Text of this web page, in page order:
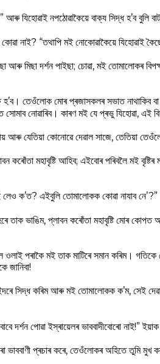
যিহোৱাই নপঠোৱাকৈয়ে বাক্য সিদ্ধ হ’ব বুলি
নাই? “তথাপি মই নোকোৱাকৈয়ে যিহোৱাই
মিছা দৰ্শন পাইছা; চোৱা, মই তোমালোকৰ
হ’ব। তেওঁলোক মোৰ প্ৰজাসকলৰ সভাত নাথাকিব
নোৱাৰিব। কাৰণ মই যে প্ৰভু যিহোৱা, এই
আৰু যেতিয়া কোনোৱে দেৱাল সাজে, তেতিয়া
মহাবৃষ্টি আহিব; এইবোৰ পৰিবলৈ মই বৃষ্টিৰ
লেও ক’ত? এইবুলি তোমালোকক কোৱা নাযাব নে’?”
তাক ভাঙিম, প্লাবন কৰোঁতা মহাবৃষ্টি মোৰ
পৰাকৈ মই তাক মাটিৰে সমান কৰিম।
জানিবা!
সিদ্ধ কৰিম আৰু মই তোমালোকক ক’ম, সেই
দৰ্শন পোৱা ইস্ৰায়েলৰ ভাববাদীবোৰো নাই!”
ভাববাণী প্ৰচাৰ কৰে, তেওঁলোকৰ অহিতে তুমি